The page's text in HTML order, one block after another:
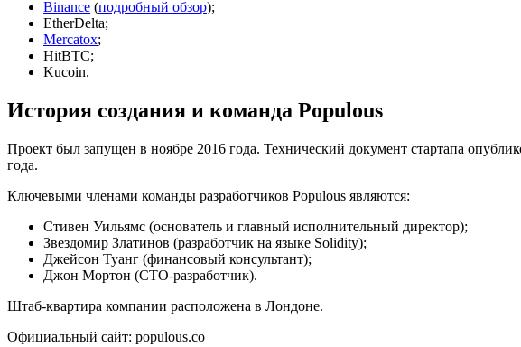
Binance (подробный обзор);
EtherDelta;
Mercatox;
HitBTC;
Kucoin.
История создания и команда Populous
Проект был запущен в ноябре 2016 года. Технический документ стартапа
года.
Ключевыми членами команды разработчиков Populous являются:
Стивен Уильямс (основатель и главный исполнительный директор);
Звездомир Златинов (разработчик на языке Solidity);
Джейсон Туанг (финансовый консультант);
Джон Мортон (CTO-разработчик).
Штаб-квартира компании расположена в Лондоне.
Официальный сайт: populous.co